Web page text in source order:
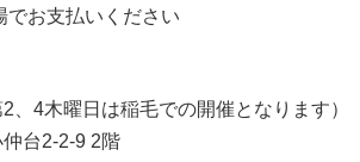
お支払いください
2、4木曜日は稲毛での開催となります）
台2-2-9 2階